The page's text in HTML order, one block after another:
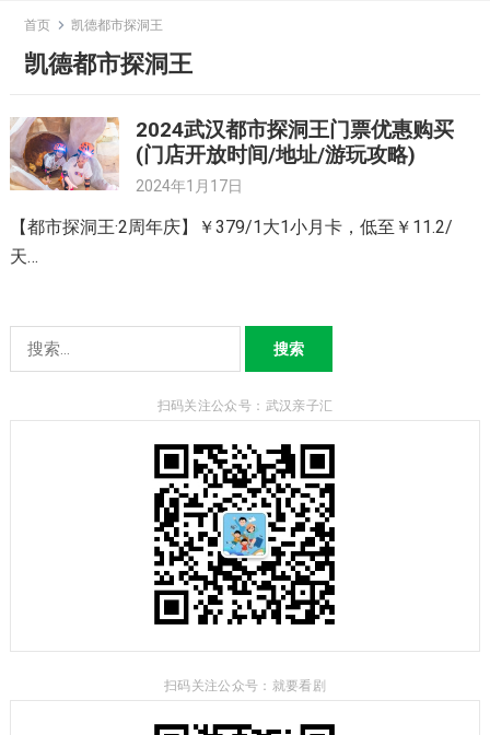
content
首页 凯德都市探洞王
凯德都市探洞王
2024武汉都市探洞王门票优惠购买
(门店开放时间/地址/游玩攻略)
2024年1月17日
【都市探洞王·2周年庆】￥379/1大1小月卡，低至￥11.2/
天…
索：
扫码关注公众号：武汉亲子汇
扫码关注公众号：就要看剧